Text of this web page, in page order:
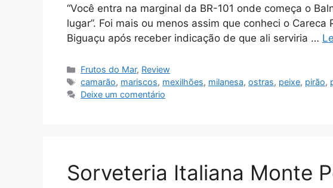
“Você entra na marginal da BR-101 onde começa o
lugar”. Foi mais ou menos assim que conheci o
Biguaçu após receber indicação de que ali serviria …
Categorias
Frutos do Mar, Review
Tags
camarão, mariscos, mexilhões, milanesa,ostras, peixe, pirão,
Deixe um comentário
Sorveteria Italiana Monte